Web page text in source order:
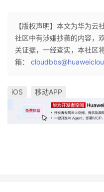
【版权声明】本文为华为
社区中有涉嫌抄袭的内容，
关证据，一经查实，本社区
箱：
iOS 移动APP